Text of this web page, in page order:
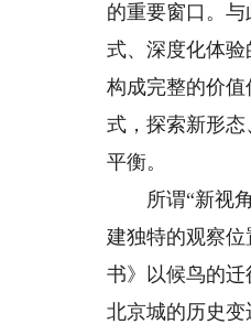
的重要窗口。
式、深度化体
构成完整的价
式，探索新形
平衡。
所谓“新视角”
建独特的观察
书》以候鸟的
北京城的历史